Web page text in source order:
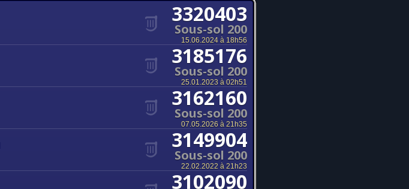
3320403
Sous-sol 200
15.06.2024 à 18h56
3185176
Sous-sol 200
25.01.2023 à 02h51
3162160
Sous-sol 200
07.05.2026 à 21h35
3149904
Sous-sol 200
22.02.2022 à 21h23
3102090